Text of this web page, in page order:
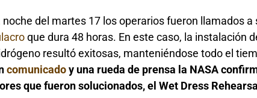
noche del martes 17 los operarios fueron llamados a
que dura 48 horas. En este caso, la instalación
resultó exitosas, manteniéndose todo el
comunicadoy una rueda de prensa la NASA
que fueron solucionados, el Wet Dress